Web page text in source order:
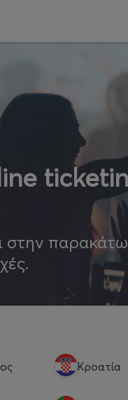
στην παρακάτω
Κροατία